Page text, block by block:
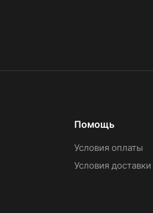
Помощь
Условия оплаты
Условия доставки